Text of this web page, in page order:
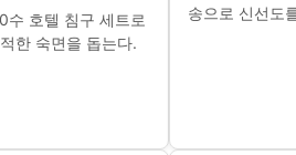
수 호텔 침구 세트로
한 숙면을 돕는다.
송으로 신선도